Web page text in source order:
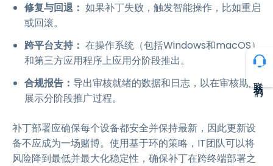
修复与回退： 如果补丁失败，触发智能操作，比如重启
或回滚。
跨平台支持： 在操作系统（包括Windows和macOS）
和第三方应用程序上应用分阶段推出。
合规报告： 导出审核就绪的数据和日志，以在审核期间
展示分阶段推广过程。
补丁部署应确保每个设备都安全并保持最新，因此更新设
备不应成为一场赌博。使用基于环的策略，IT团队可以将
风险降到最低并最大化稳定性，确保补丁在跨终端部署之